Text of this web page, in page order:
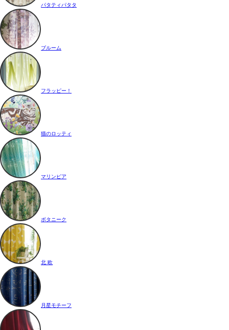
パタティパタタ
ブルーム
フラッピー！
猫のロッティ
マリンピア
ボタニーク
北 欧
月星モチーフ